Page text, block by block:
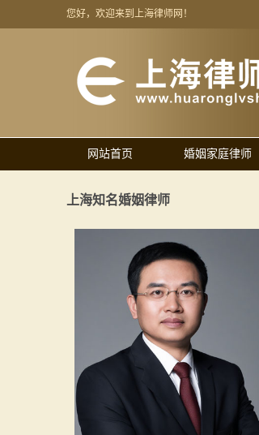
您好，欢迎来到上海律师网！
网站首页 婚姻家庭律师
上海知名婚姻律师